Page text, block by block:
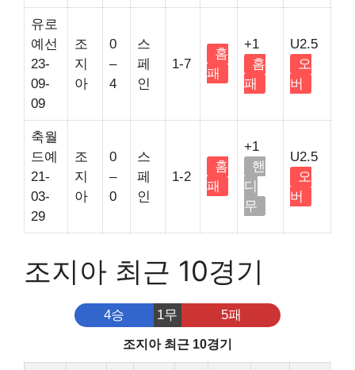
유로
예선
23-
09-
09
조
지
아
0
–
4
스
페
인
1-7
홈
패
+1
홈
패
U2.5
오
버
축월
드예
21-
03-
29
조
지
아
0
–
0
스
페
인
1-2
홈
패
+1
핸
디
무
U2.5
오
버
조지아 최근 10경기
4승 1무 5패
조지아 최근 10경기